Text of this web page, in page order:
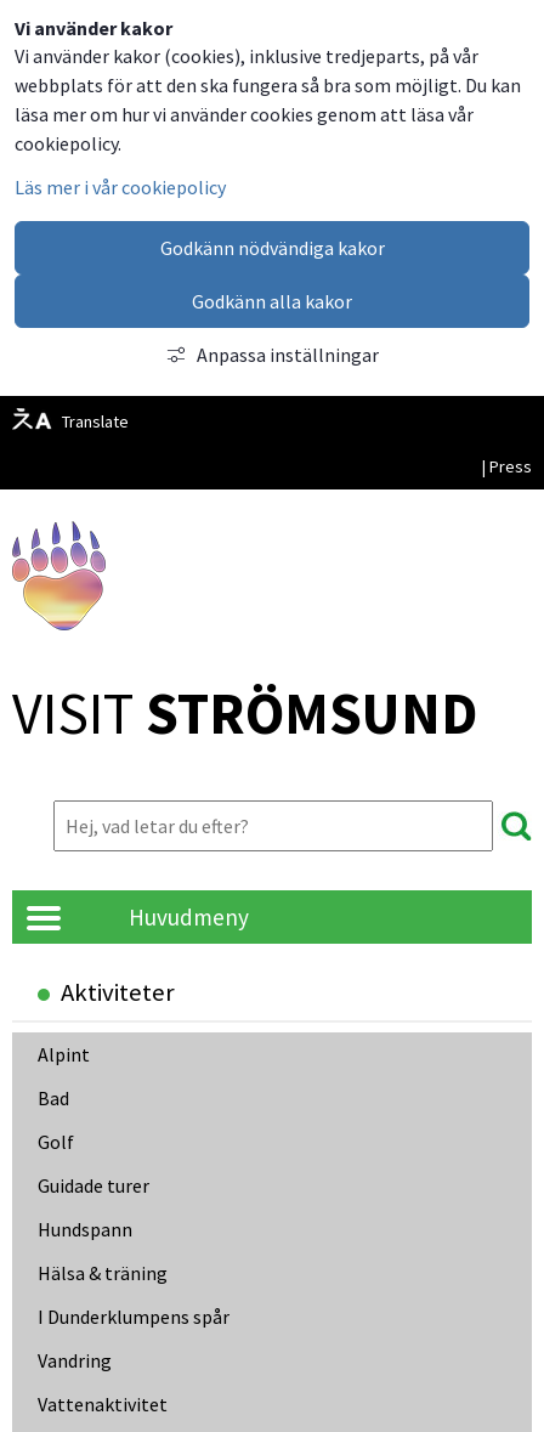
Vi använder kakor
Vi använder kakor (cookies), inklusive tredjeparts, på vår
webbplats för att den ska fungera så bra som möjligt. Du kan
läsa mer om hur vi använder cookies genom att läsa vår
cookiepolicy.
Läs mer i vår cookiepolicy
Godkänn nödvändiga kakor
Godkänn alla kakor
Anpassa inställningar
Translate
| Press
VISIT STRÖMSUND
Huvudmeny
Aktiviteter
Alpint
Bad
Golf
Guidade turer
Hundspann
Hälsa & träning
I Dunder­klumpens spår
Vandring
Vattenaktivitet
Dela
på
Facebook
Dela
på
Twitter
Dela
på
LinkedIn
Dela
via
email
Besök
oss
på
Facebook